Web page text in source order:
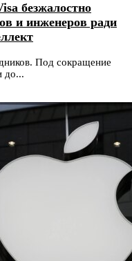
безжалостно
и инженеров ради
Под сокращение
до...